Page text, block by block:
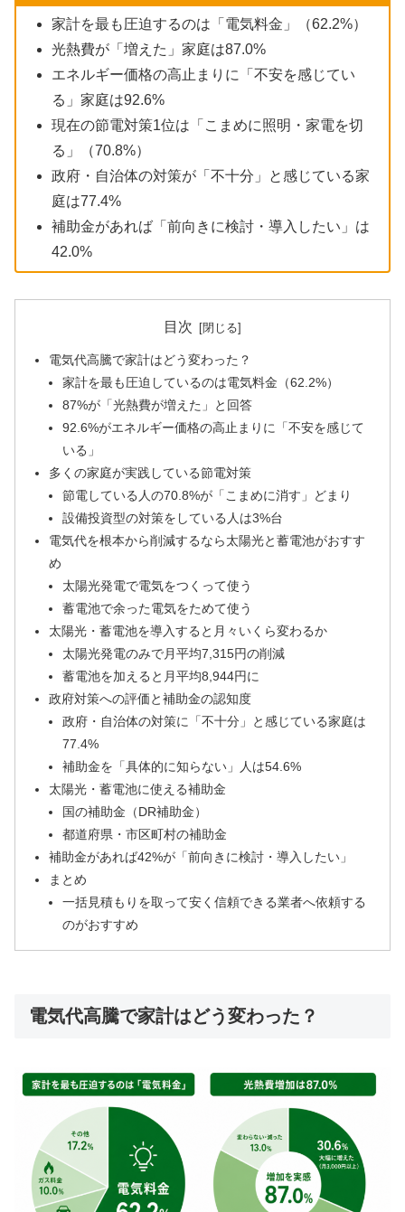
家計を最も圧迫するのは「電気料金」（62.2%）
光熱費が「増えた」家庭は87.0%
エネルギー価格の高止まりに「不安を感じてい
る」家庭は92.6%
現在の節電対策1位は「こまめに照明・家電を切
る」（70.8%）
政府・自治体の対策が「不十分」と感じている家
庭は77.4%
補助金があれば「前向きに検討・導入したい」は
42.0%
目次
電気代高騰で家計はどう変わった？
家計を最も圧迫しているのは電気料金（62.2%）
87%が「光熱費が増えた」と回答
92.6%がエネルギー価格の高止まりに「不安を感じて
いる」
多くの家庭が実践している節電対策
節電している人の70.8%が「こまめに消す」どまり
設備投資型の対策をしている人は3%台
電気代を根本から削減するなら太陽光と蓄電池がおすす
め
太陽光発電で電気をつくって使う
蓄電池で余った電気をためて使う
太陽光・蓄電池を導入すると月々いくら変わるか
太陽光発電のみで月平均7,315円の削減
蓄電池を加えると月平均8,944円に
政府対策への評価と補助金の認知度
政府・自治体の対策に「不十分」と感じている家庭は
77.4%
補助金を「具体的に知らない」人は54.6%
太陽光・蓄電池に使える補助金
国の補助金（DR補助金）
都道府県・市区町村の補助金
補助金があれば42%が「前向きに検討・導入したい」
まとめ
一括見積もりを取って安く信頼できる業者へ依頼する
のがおすすめ
電気代高騰で家計はどう変わった？